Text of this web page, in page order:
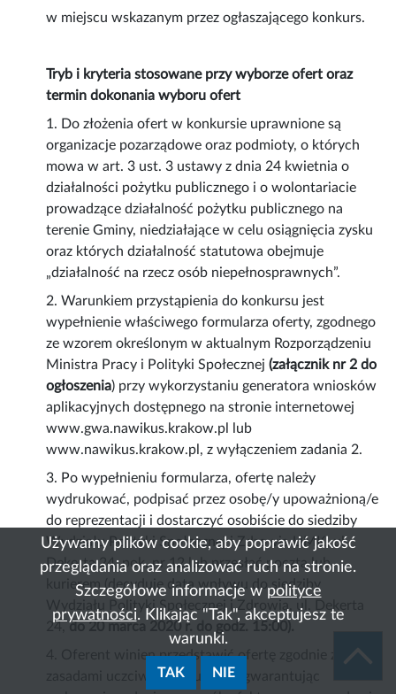
Używamy plików cookie, aby poprawić jakość
przeglądania oraz analizować ruch na stronie.
Szczegółowe informacje w polityce
prywatności. Klikając "Tak", akceptujesz te
warunki.
TAK NIE
w miejscu wskazanym przez ogłaszającego konkurs.
Tryb i kryteria stosowane przy wyborze ofert oraz
termin dokonania wyboru ofert
1. Do złożenia ofert w konkursie uprawnione są
organizacje pozarządowe oraz podmioty, o których
mowa w art. 3 ust. 3 ustawy z dnia 24 kwietnia o
działalności pożytku publicznego i o wolontariacie
prowadzące działalność pożytku publicznego na
terenie Gminy, niedziałające w celu osiągnięcia zysku
oraz których działalność statutowa obejmuje
„działalność na rzecz osób niepełnosprawnych”.
2. Warunkiem przystąpienia do konkursu jest
wypełnienie właściwego formularza oferty, zgodnego
ze wzorem określonym w aktualnym Rozporządzeniu
Ministra Pracy i Polityki Społecznej(załącznik nr 2 do
ogłoszenia) przy wykorzystaniu generatora wniosków
aplikacyjnych dostępnego na stronie internetowej
www.gwa.nawikus.krakow.pl lub
www.nawikus.krakow.pl, z wyłączeniem zadania 2.
3. Po wypełnieniu formularza, ofertę należy
wydrukować, podpisać przez osobę/y upoważnioną/e
do reprezentacji i dostarczyć osobiście do siedziby
Wydziału Polityki Społecznej i Zdrowia UMK, ul.
Dekerta 24, pok. nr 12 lub przesłać pocztą lub
kurierem (decyduje data wpływu do siedziby
Wydziału Polityki Społecznej i Zdrowia, ul. Dekerta
24,do 20 marca 2020 r. do godz. 15:00).
4. Oferent winien przedstawić ofertę zgodnie z
zasadami uczciwej konkurencji, gwarantując